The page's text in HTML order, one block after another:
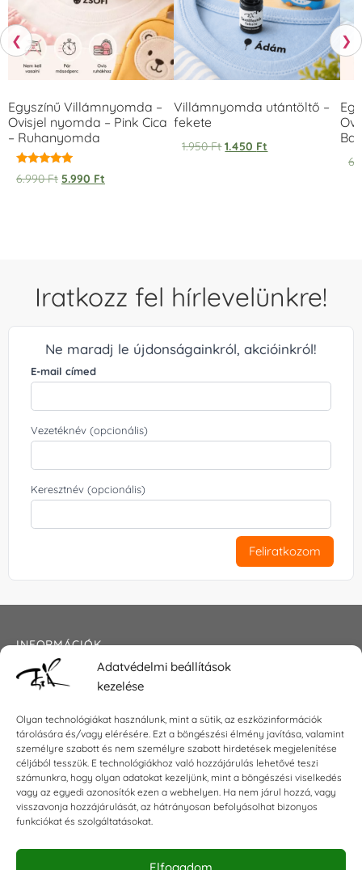
Adatvédelmi beállítások
kezelése
Olyan technológiákat használunk, mint a sütik, az eszközinformációk
tárolására és/vagy elérésére. Ezt a böngészési élmény javítása, valamint
személyre szabott és nem személyre szabott hirdetések megjelenítése
céljából tesszük. E technológiákhoz való hozzájárulás lehetővé teszi
számunkra, hogy olyan adatokat kezeljünk, mint a böngészési viselkedés
vagy az egyedi azonosítók ezen a webhelyen. Ha nem járul hozzá, vagy
visszavonja hozzájárulását, az hátrányosan befolyásolhat bizonyos
funkciókat és szolgáltatásokat.
Elfogadom
❮
Egyszínű Villámnyomda –
Ovisjel nyomda – Pink Cica
– Ruhanyomda
Értékelés:
5.00
6.990Ft 5.990 Ft
Villámnyomda utántöltő –
fekete
1.950Ft 1.450 Ft
❯
Iratkozz fel hírlevelünkre!
Ne maradj le újdonságainkról, akcióinkról!
E-mail címed
Vezetéknév (opcionális)
Keresztnév (opcionális)
Feliratkozom
INFORMÁCIÓK
Általános szerződési feltételek
Impresszum
KAPCSOLAT
E-mail:shop@torokszilvi.com
Telefon: +36 30 6767872